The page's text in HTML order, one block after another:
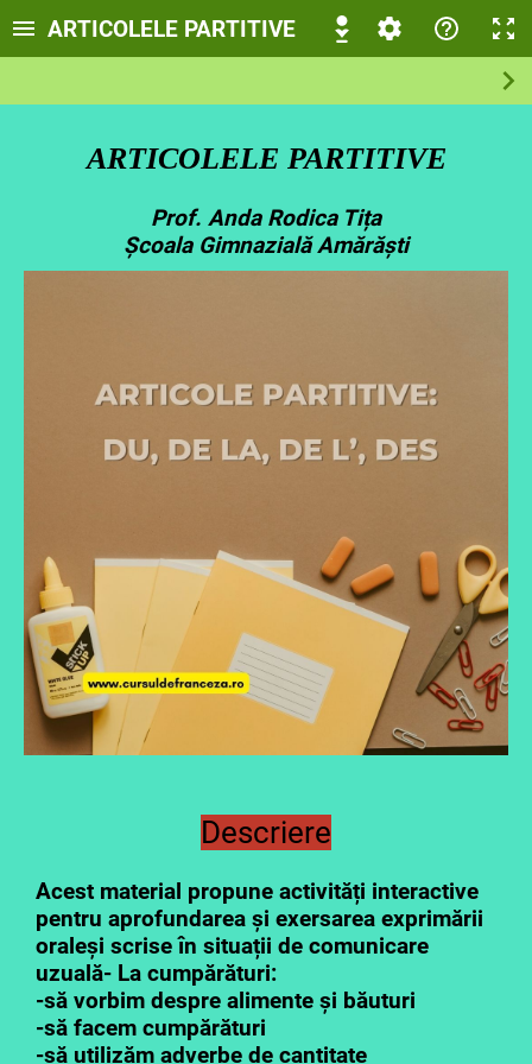
ARTICOLELE PARTITIVE
ARTICOLELE PARTITIVE
Prof. Anda Rodica Tița
Școala Gimnazială Amărăști
Descriere
Acest material propune activități interactive
pentru aprofundarea și exersarea exprimării
oraleși scrise în situații de comunicare
uzuală- La cumpărături:
-să vorbim despre alimente și băuturi
-să facem cumpărături
-să utilizăm adverbe de cantitate